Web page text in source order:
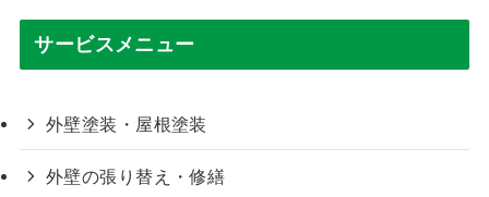
サービスメニュー
外壁塗装・屋根塗装
外壁の張り替え・修繕